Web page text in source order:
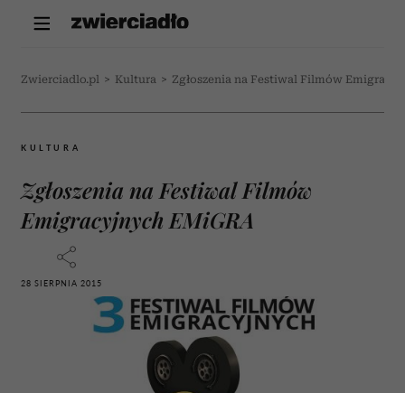
Zwierciadlo.pl > Kultura > Zgłoszenia na Festiwal Filmów
KULTURA
Zgłoszenia na Festiwal Filmów
Emigracyjnych EMiGRA
28 SIERPNIA 2015